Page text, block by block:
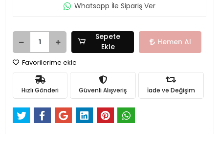
Whatsapp İle Sipariş Ver
Sepete
Ekle
Hemen Al
Favorilerime ekle
Hızlı Gönderi Güvenli Alışveriş İade ve Değişim